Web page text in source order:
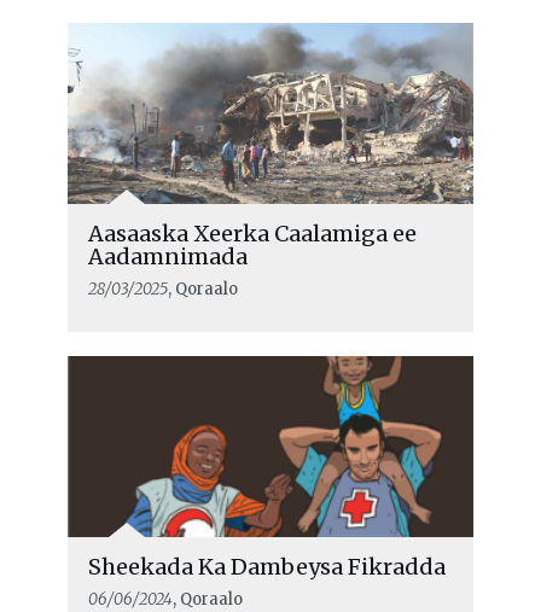
Aasaaska Xeerka Caalamiga ee
Aadamnimada
28/03/2025, Qoraalo
Sheekada Ka Dambeysa Fikradda
06/06/2024, Qoraalo